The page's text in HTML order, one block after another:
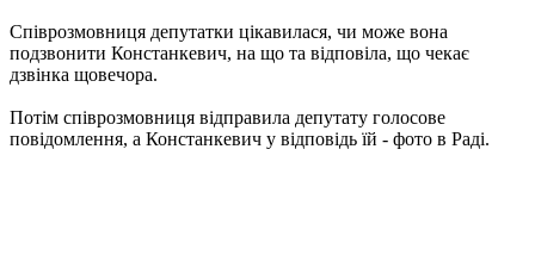
Співрозмовниця депутатки цікавилася, чи може вона
подзвонити Констанкевич, на що та відповіла, що чекає
дзвінка щовечора.
Потім співрозмовниця відправила депутату голосове
повідомлення, а Констанкевич у відповідь їй - фото в Раді.